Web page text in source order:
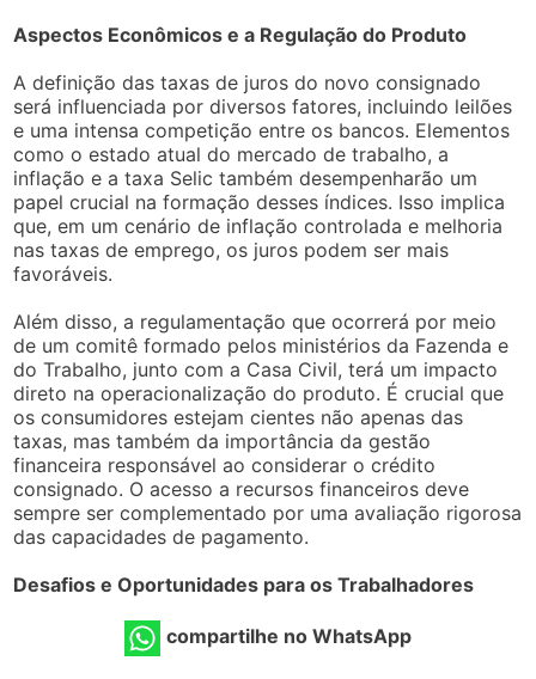
Aspectos Econômicos e a Regulação do Produto
A definição das taxas de juros do novo consignado
será influenciada por diversos fatores, incluindo leilões
e uma intensa competição entre os bancos. Elementos
como o estado atual do mercado de trabalho, a
inflação e a taxa Selic também desempenharão um
papel crucial na formação desses índices. Isso implica
que, em um cenário de inflação controlada e melhoria
nas taxas de emprego, os juros podem ser mais
favoráveis.
Além disso, a regulamentação que ocorrerá por meio
de um comitê formado pelos ministérios da Fazenda e
do Trabalho, junto com a Casa Civil, terá um impacto
direto na operacionalização do produto. É crucial que
os consumidores estejam cientes não apenas das
taxas, mas também da importância da gestão
financeira responsável ao considerar o crédito
consignado. O acesso a recursos financeiros deve
sempre ser complementado por uma avaliação rigorosa
das capacidades de pagamento.
Desafios e Oportunidades para os Trabalhadores
compartilhe no WhatsApp